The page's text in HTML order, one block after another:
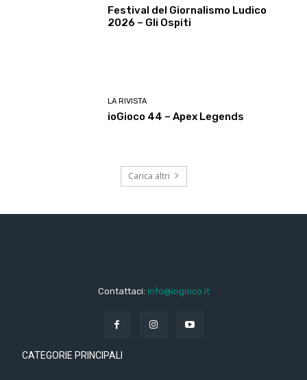
Festival del Giornalismo Ludico
2026 – Gli Ospiti
LA RIVISTA
ioGioco 44 – Apex Legends
Carica altri
Contattaci: info@iogioco.it
CATEGORIE PRINCIPALI